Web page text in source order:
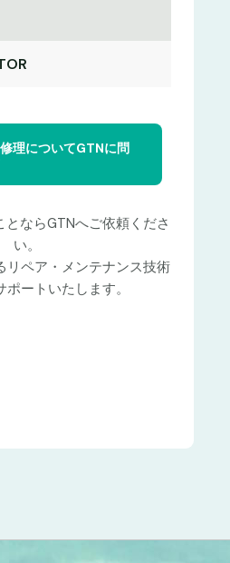
理についてGTNに問
ならGTNへご依頼くださ
い。
リペア・メンテナンス技術
ートいたします。